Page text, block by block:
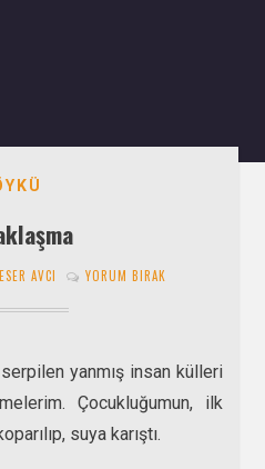
ESER AVCI YORUM BIRAK
yanmış insan külleri
Çocukluğumun, ilk
suya karıştı.